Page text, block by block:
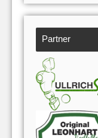
Partner